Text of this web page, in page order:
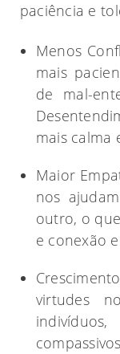
paciência e
Menos
mais
de mal-
mais calma
Maior
nos
outro, o
e conexão
virtudes